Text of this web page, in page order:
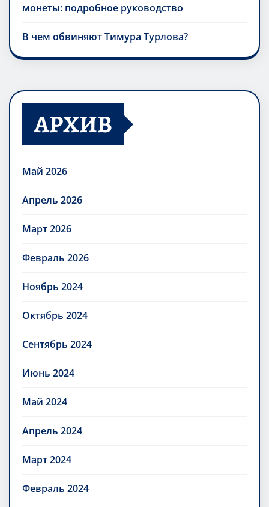
монеты: подробное руководство
В чем обвиняют Тимура Турлова?
АРХИВ
Май 2026
Апрель 2026
Март 2026
Февраль 2026
Ноябрь 2024
Октябрь 2024
Сентябрь 2024
Июнь 2024
Май 2024
Апрель 2024
Март 2024
Февраль 2024